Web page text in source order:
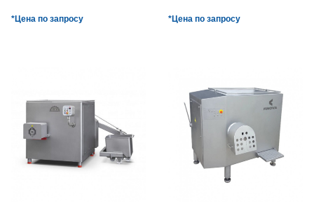
*Цена по запросу *Цена по запросу